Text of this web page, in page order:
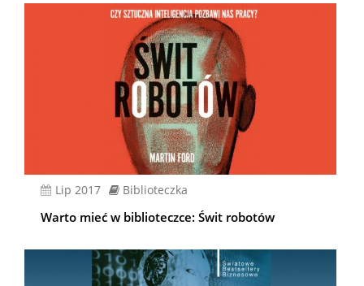
lip 2017 Biblioteczka
Warto mieć w biblioteczce: Świt robotów